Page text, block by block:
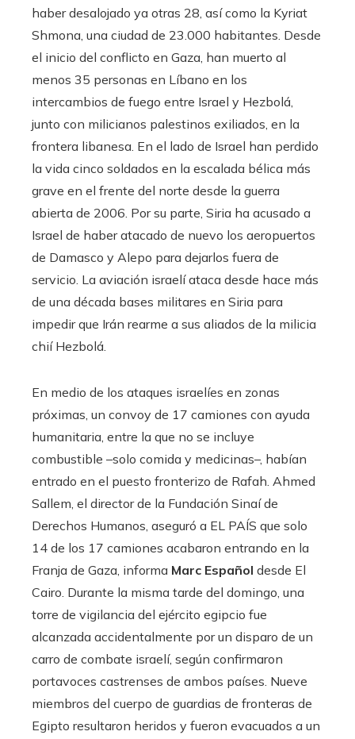
haber desalojado ya otras 28, así como la Kyriat
Shmona, una ciudad de 23.000 habitantes. Desde
el inicio del conflicto en Gaza, han muerto al
menos 35 personas en Líbano en los
intercambios de fuego entre Israel y Hezbolá,
junto con milicianos palestinos exiliados, en la
frontera libanesa. En el lado de Israel han perdido
la vida cinco soldados en la escalada bélica más
grave en el frente del norte desde la guerra
abierta de 2006. Por su parte, Siria ha acusado a
Israel de haber atacado de nuevo los aeropuertos
de Damasco y Alepo para dejarlos fuera de
servicio. La aviación israelí ataca desde hace más
de una década bases militares en Siria para
impedir que Irán rearme a sus aliados de la milicia
chií Hezbolá.
En medio de los ataques israelíes en zonas
próximas, un convoy de 17 camiones con ayuda
humanitaria, entre la que no se incluye
combustible –solo comida y medicinas–, habían
entrado en el puesto fronterizo de Rafah. Ahmed
Sallem, el director de la Fundación Sinaí de
Derechos Humanos, aseguró a EL PAÍS que solo
14 de los 17 camiones acabaron entrando en la
Franja de Gaza, informa Marc Español desde El
Cairo. Durante la misma tarde del domingo, una
torre de vigilancia del ejército egipcio fue
alcanzada accidentalmente por un disparo de un
carro de combate israelí, según confirmaron
portavoces castrenses de ambos países. Nueve
miembros del cuerpo de guardias de fronteras de
Egipto resultaron heridos y fueron evacuados a un